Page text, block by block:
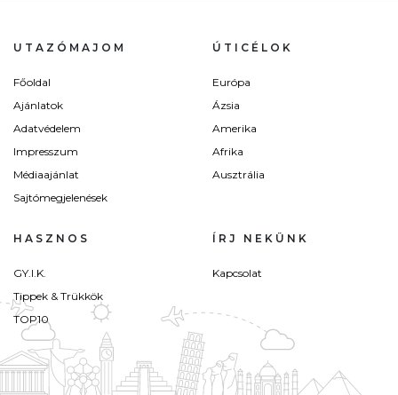
UTAZÓMAJOM
Főoldal
Ajánlatok
Adatvédelem
Impresszum
Médiaajánlat
Sajtómegjelenések
ÚTICÉLOK
Európa
Ázsia
Amerika
Afrika
Ausztrália
HASZNOS
GY.I.K.
Tippek & Trükkök
TOP10
ÍRJ NEKÜNK
Kapcsolat